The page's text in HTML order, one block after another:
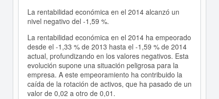
La rentabilidad económica en el 2014 alcanzó un
nivel negativo del -1,59 %.
La rentabilidad económica en el 2014 ha empeorado
desde el -1,33 % de 2013 hasta el -1,59 % de 2014
actual, profundizando en los valores negativos. Esta
evolución supone una situación peligrosa para la
empresa. A este empeoramiento ha contribuido la
caída de la rotación de activos, que ha pasado de un
valor de 0,02 a otro de 0,01.